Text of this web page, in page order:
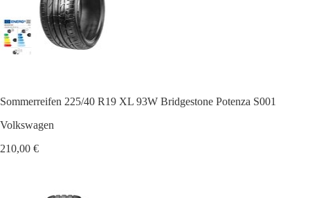
Sommerreifen 225/40 R19 XL 93W Bridgestone Potenza S001
Volkswagen
210,00 €